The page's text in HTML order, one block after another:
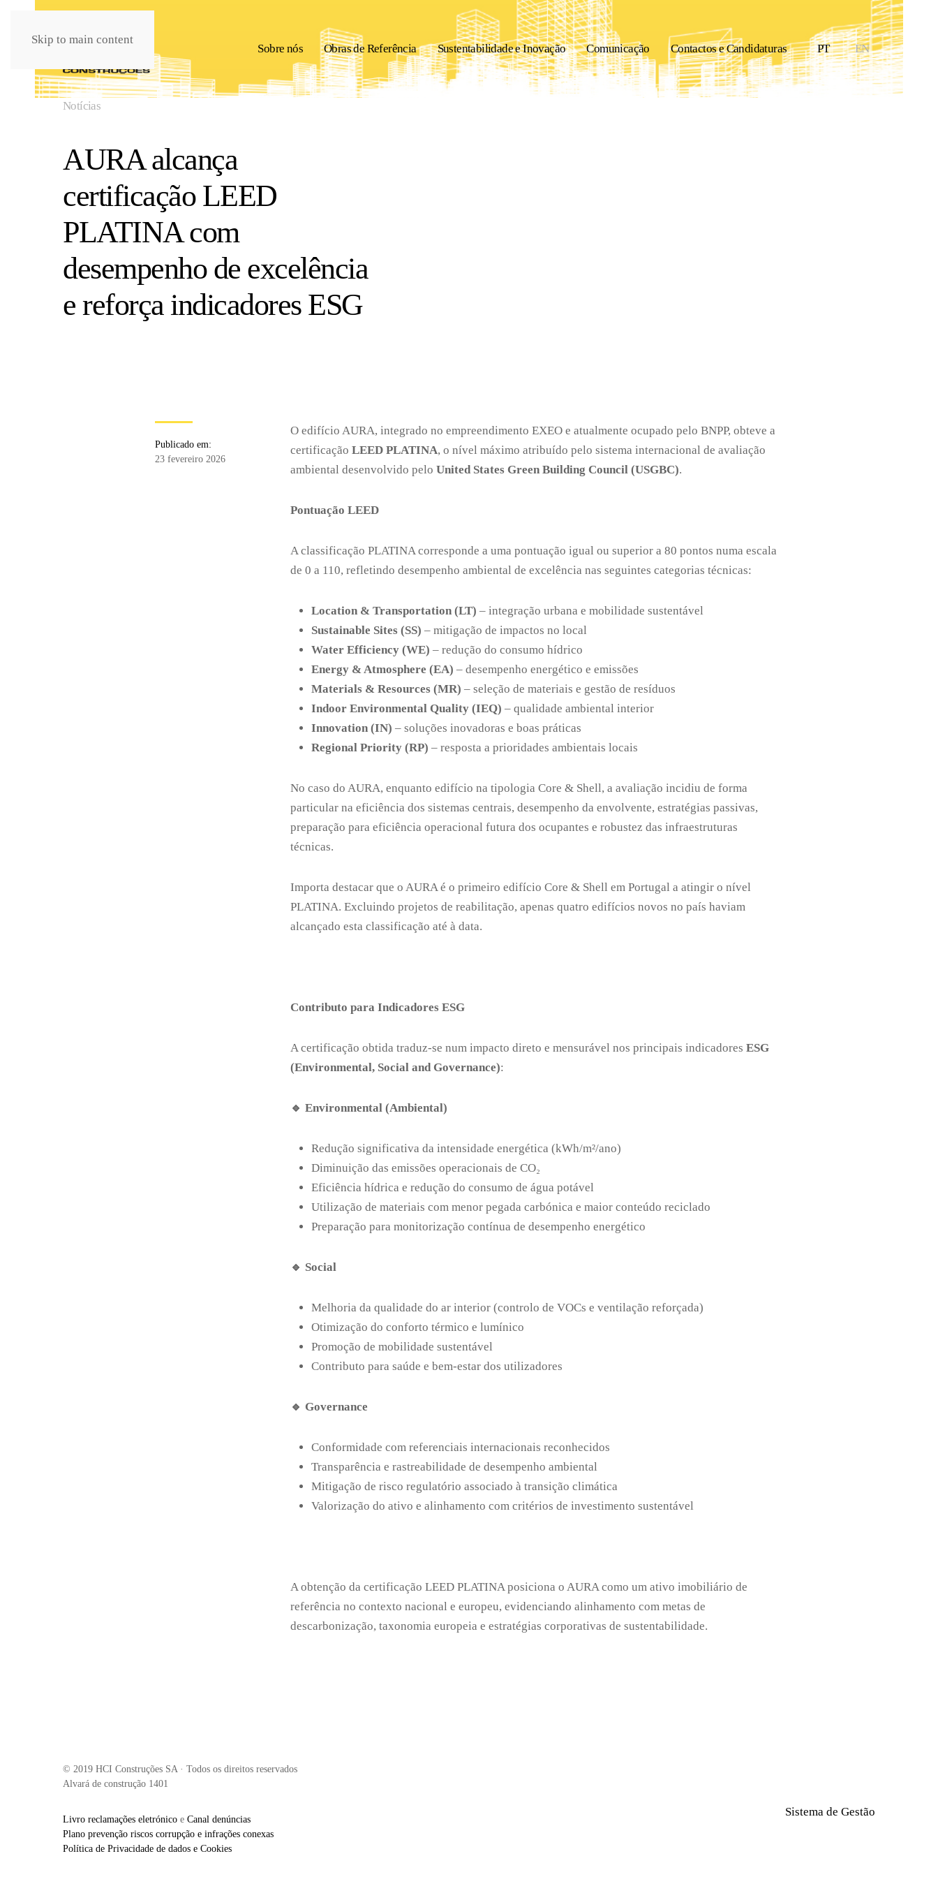
Skip to main content
Sobre nós Obras de Referência Sustentabilidade e Inovação Comunicação Contactos e Candidaturas PT EN
Notícias
AURA alcança
certificação LEED
PLATINA com
desempenho de excelência
e reforça indicadores ESG
Publicado em:
23 fevereiro 2026
O edifício AURA, integrado no empreendimento EXEO e atualmente ocupado pelo BNPP, obteve a
certificação LEED PLATINA, o nível máximo atribuído pelo sistema internacional de avaliação
ambiental desenvolvido pelo United States Green Building Council (USGBC).
Pontuação LEED
A classificação PLATINA corresponde a uma pontuação igual ou superior a 80 pontos numa escala
de 0 a 110, refletindo desempenho ambiental de excelência nas seguintes categorias técnicas:
Location & Transportation (LT) – integração urbana e mobilidade sustentável
Sustainable Sites (SS) – mitigação de impactos no local
Water Efficiency (WE) – redução do consumo hídrico
Energy & Atmosphere (EA) – desempenho energético e emissões
Materials & Resources (MR) – seleção de materiais e gestão de resíduos
Indoor Environmental Quality (IEQ) – qualidade ambiental interior
Innovation (IN) – soluções inovadoras e boas práticas
Regional Priority (RP) – resposta a prioridades ambientais locais
No caso do AURA, enquanto edifício na tipologia Core & Shell, a avaliação incidiu de forma
particular na eficiência dos sistemas centrais, desempenho da envolvente, estratégias passivas,
preparação para eficiência operacional futura dos ocupantes e robustez das infraestruturas
técnicas.
Importa destacar que o AURA é o primeiro edifício Core & Shell em Portugal a atingir o nível
PLATINA. Excluindo projetos de reabilitação, apenas quatro edifícios novos no país haviam
alcançado esta classificação até à data.
Contributo para Indicadores ESG
A certificação obtida traduz-se num impacto direto e mensurável nos principais indicadores ESG
(Environmental, Social and Governance):
🔹 Environmental (Ambiental)
Redução significativa da intensidade energética (kWh/m²/ano)
Diminuição das emissões operacionais de CO₂
Eficiência hídrica e redução do consumo de água potável
Utilização de materiais com menor pegada carbónica e maior conteúdo reciclado
Preparação para monitorização contínua de desempenho energético
🔹 Social
Melhoria da qualidade do ar interior (controlo de VOCs e ventilação reforçada)
Otimização do conforto térmico e lumínico
Promoção de mobilidade sustentável
Contributo para saúde e bem-estar dos utilizadores
🔹 Governance
Conformidade com referenciais internacionais reconhecidos
Transparência e rastreabilidade de desempenho ambiental
Mitigação de risco regulatório associado à transição climática
Valorização do ativo e alinhamento com critérios de investimento sustentável
A obtenção da certificação LEED PLATINA posiciona o AURA como um ativo imobiliário de
referência no contexto nacional e europeu, evidenciando alinhamento com metas de
descarbonização, taxonomia europeia e estratégias corporativas de sustentabilidade.
© 2019 HCI Construções SA · Todos os direitos reservados
Alvará de construção 1401
Livro reclamações eletrónico e Canal denúncias
Plano prevenção riscos corrupção e infrações conexas
Política de Privacidade de dados e Cookies
Sistema de Gestão